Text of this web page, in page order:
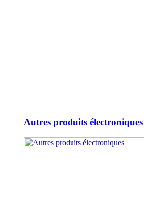
Autres produits électroniques